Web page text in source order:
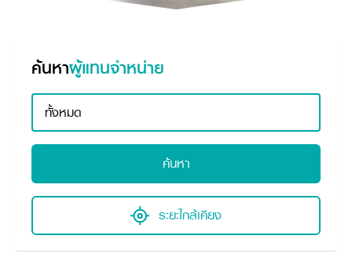
รถไถ
สินค้าอื่น ๆ
เครื่องจักรกลก่อสร้าง
รถขุดขนาดเล็ก
รถตักล้อยาง
สินค้านวัตกรรมการเกษตร
โดรนการเกษตร
ศูนย์จำหน่ายกล้าแผ่นฯ
ศูนย์จำหน่ายกล้าแผ่นคูโบต้า
สิ่งที่ผู้ลงทุนจะได้รับ
การลงทุนรายได้และจุดคุ้มทุน
ขั้นตอนการเข้าร่วมโครงการ
ติดต่อซื้อกล้าแผ่น
รู้จักสยามคูโบต้า
ประวัติบริษัท
วิสัยทัศน์และนโยบาย
4 หัวใจหลักของธุรกิจ
มาตรฐานสู่ความเป็นผู้นำในเอเชีย
ธุรกิจต่างประเทศ
ที่มา
สำนักงานต่างประเทศ
สมัครงาน
สมัครงานคูโบต้า
ตำแหน่งงานว่าง
นักศึกษาฝึกงาน
ข่าวสาร
ข่าวสาร
ข่าวสารองค์กร
โฆษณาคูโบต้า
ข่าวกิจกรรมเพื่อสังคม
บริการหลังการขาย
เช่าซื้อ
ค้นหาผู้แทนจำหน่าย
ค้นหา
ระยะใกล้เคียง